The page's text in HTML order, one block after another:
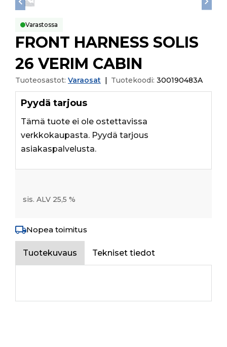
Varastossa
FRONT HARNESS SOLIS
26 VERIM CABIN
Tuoteosastot: Varaosat Tuotekoodi: 300190483A
Pyydä tarjous
Tämä tuote ei ole ostettavissa
verkkokaupasta. Pyydä tarjous
asiakaspalvelusta.
sis. ALV 25,5 %
Nopea toimitus
Tuotekuvaus Tekniset tiedot